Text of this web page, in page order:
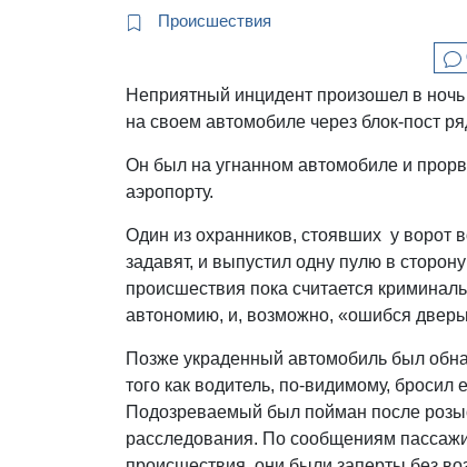
Происшествия
Неприятный инцидент произошел в ночь
на своем автомобиле через блок-пост
Он был на угнанном автомобиле и
аэропорту.
Один из охранников, стоявших у ворот
задавят, и выпустил одну пулю в
происшествия пока считается
автономию, и, возможно, «ошибся
Позже украденный автомобиль был
того как водитель, по-видимому, бросил
Подозреваемый был пойман после
расследования. По сообщениям